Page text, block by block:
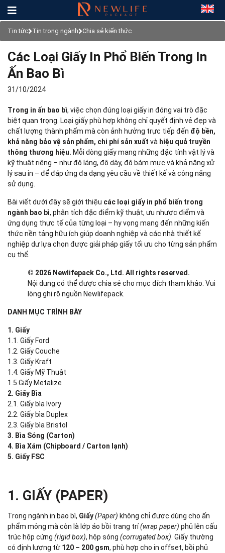
Tin tức Tin trong ngành Chia sẻ kiến thức
Các Loại Giấy In Phổ Biến Trong In
Ấn Bao Bì
31/10/2024
Trong in ấn bao bì, việc chọn đúng loại giấy in đóng vai trò đặc
biệt quan trọng. Loại giấy phù hợp không chỉ quyết định vẻ đẹp và
chất lượng thành phẩm mà còn ảnh hưởng trực tiếp đến độ bền,
khả năng bảo vệ sản phẩm, chi phí sản xuất và hiệu quả truyền
thông thương hiệu. Mỗi dòng giấy mang những đặc tính vật lý và
kỹ thuật riêng – như độ láng, độ dày, độ bám mực và khả năng xử
lý sau in – để đáp ứng đa dạng yêu cầu về thiết kế và công năng
sử dụng.
Bài viết dưới đây sẽ giới thiệu các loại giấy in phổ biến trong
ngành bao bì, phân tích đặc điểm kỹ thuật, ưu nhược điểm và
ứng dụng thực tế của từng loại – hy vọng mang đến những kiến
thức nền tảng hữu ích giúp doanh nghiệp và các nhà thiết kế
nghiệp dư lựa chọn được giải pháp giấy tối ưu cho từng sản phẩm
cụ thể.
© 2026 Newlifepack Co., Ltd. All rights reserved.
Nội dung có thể được chia sẻ cho mục đích tham khảo. Vui
lòng ghi rõ nguồn Newlifepack.
DANH MỤC TRÌNH BÀY
1. Giấy
1.1. Giấy Ford
1.2. Giấy Couche
1.3. Giấy Kraft
1.4. Giấy Mỹ Thuật
1.5.Giấy Metalize
2. Giấy Bìa
2.1. Giấy bìa Ivory
2.2. Giấy bìa Duplex
2.3. Giấy bìa Bristol
3. Bìa Sóng (Carton)
4. Bìa Xám (Chipboard / Carton lạnh)
5. Giấy FSC
1. GIẤY (PAPER)
Trong ngành in bao bì, Giấy(Paper) không chỉ được dùng cho ấn
phẩm mỏng mà còn là lớp áo bồi trang trí(wrap paper) phủ lên cấu
trúc hộp cứng (rigid box), hộp sóng (corrugated box) . Giấy thường
có định lượng từ 120 – 200 gsm, phù hợp cho in offset, bồi phủ